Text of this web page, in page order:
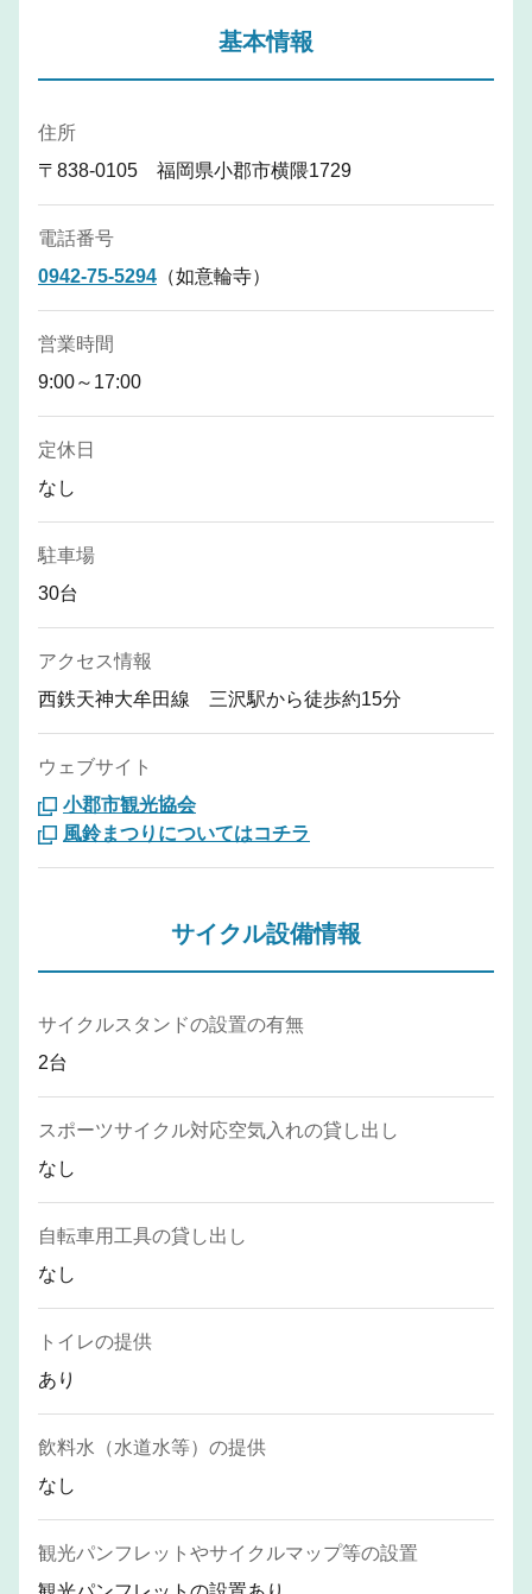
基本情報
住所
〒838-0105 福岡県小郡市横隈1729
電話番号
0942-75-5294 （如意輪寺）
営業時間
9:00～17:00
定休日
なし
駐車場
30台
アクセス情報
西鉄天神大牟田線 三沢駅から徒歩約15分
ウェブサイト
小郡市観光協会
風鈴まつりについてはコチラ
サイクル設備情報
サイクルスタンドの設置の有無
2台
スポーツサイクル対応空気入れの貸し出し
なし
自転車用工具の貸し出し
なし
トイレの提供
あり
飲料水（水道水等）の提供
なし
観光パンフレットやサイクルマップ等の設置